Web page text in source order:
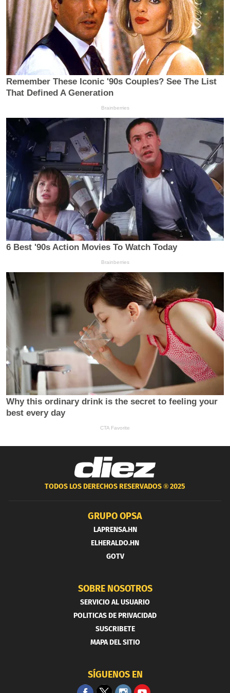
TODOS LOS DERECHOS RESERVADOS ®2025
GRUPO OPSA
LAPRENSA.HN
ELHERALDO.HN
GOTV
SOBRE NOSOTROS
SERVICIO AL USUARIO
POLITICAS DE PRIVACIDAD
SUSCRIBETE
MAPA DEL SITIO
SÍGUENOS EN